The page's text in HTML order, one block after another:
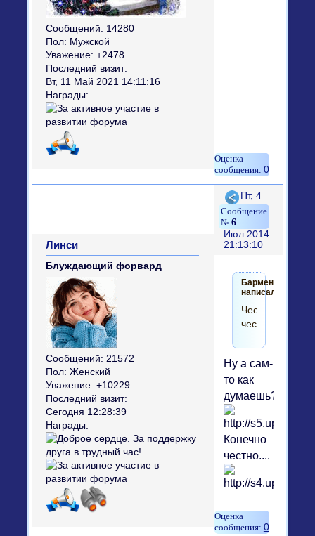
Сообщений: 14280
Пол: Мужской
Уважение: +2478
Последний визит:
Вт, 11 Май 2021 14:11:16
Награды:
0
Поделиться
6
Пт, 4
Июл 2014
21:13:10
Линси
Блуждающий форвард
Сообщений: 21572
Пол: Женский
Уважение: +10229
Последний визит:
Сегодня 12:28:39
Награды:
Бармен
написал(а):
Чесна-
чесна?
Ну а сам-
то как
думаешь?
Конечно
честно....
0